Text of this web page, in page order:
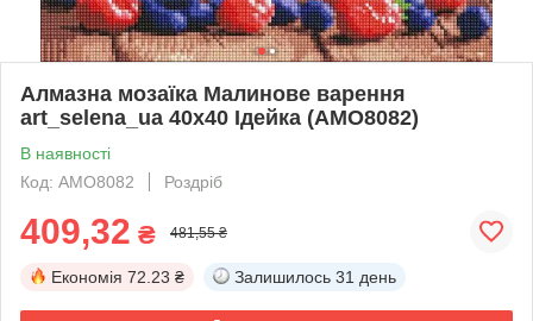
Алмазна мозаїка Малинове варення
art_selena_ua 40х40 Ідейка (AMO8082)
В наявності
Код: AMO8082
Роздріб
409,32 ₴ 481,55 ₴
Економія 72.23 ₴ Залишилось 31 день